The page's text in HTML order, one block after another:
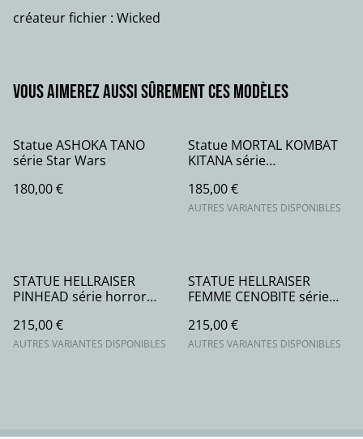
créateur fichier : Wicked
Vous aimerez aussi sûrement ces modèles
Statue ASHOKA TANO
série Star Wars
180,00 €
Statue MORTAL KOMBAT
KITANA série
185,00 €
AUTRES VARIANTES DISPONIBLES
STATUE HELLRAISER
PINHEAD série horror
215,00 €
AUTRES VARIANTES DISPONIBLES
STATUE HELLRAISER
FEMME CENOBITE série
215,00 €
AUTRES VARIANTES DISPONIBLES